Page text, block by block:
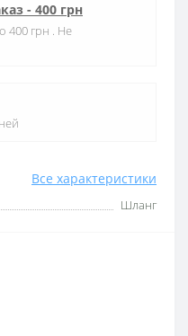
Все характеристики
Шланг
- 400 грн
400 грн . Не